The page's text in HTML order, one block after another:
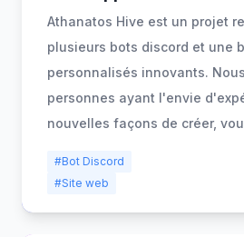
Athanatos Hive est un projet
plusieurs bots discord et une
personnalisés innovants.
personnes ayant l'envie
nouvelles façons de créer,
#Bot Discord
#Site web